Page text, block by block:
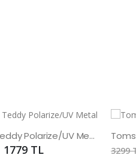
Toms Teddy Polarize/UV Metal Güneş Gözlüğü
1779 TL 3299